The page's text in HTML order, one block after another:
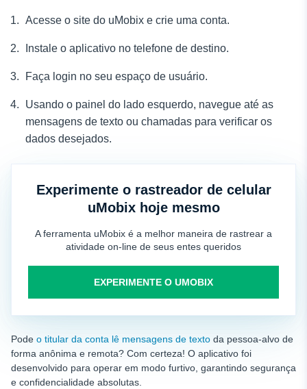
Acesse o site do uMobix e crie uma conta.
Instale o aplicativo no telefone de destino.
Faça login no seu espaço de usuário.
Usando o painel do lado esquerdo, navegue até as
mensagens de texto ou chamadas para verificar os
dados desejados.
Experimente o rastreador de celular
uMobix hoje mesmo
A ferramenta uMobix é a melhor maneira de rastrear a
atividade on-line de seus entes queridos
EXPERIMENTE O UMOBIX
Pode o titular da conta lê mensagens de texto da pessoa-alvo de
forma anônima e remota? Com certeza! O aplicativo foi
desenvolvido para operar em modo furtivo, garantindo segurança
e confidencialidade absolutas.